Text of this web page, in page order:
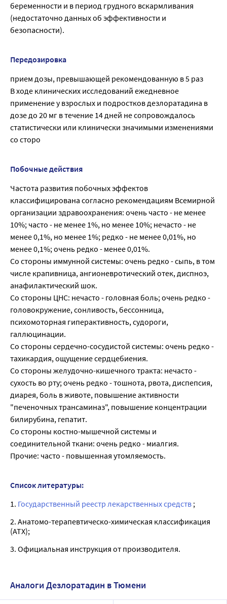
беременности и в период грудного вскармливания
(недостаточно данных об эффективности и
безопасности).
Передозировка
прием дозы, превышающей рекомендованную в 5 раз
В ходе клинических исследований ежедневное
применение у взрослых и подростков дезлоратадина в
дозе до 20 мг в течение 14 дней не сопровождалось
статистически или клинически значимыми изменениями
со сторо
Побочные действия
Частота развития побочных эффектов
классифицирована согласно рекомендациям Всемирной
организации здравоохранения: очень часто - не менее
10%; часто - не менее 1%, но менее 10%; нечасто - не
менее 0,1%, но менее 1%; редко - не менее 0,01%, но
менее 0,1%; очень редко - менее 0,01%.
Со стороны иммунной системы: очень редко - сыпь, в том
числе крапивница, ангионевротический отек, диспноэ,
анафилактический шок.
Со стороны ЦНС: нечасто - головная боль; очень редко -
головокружение, сонливость, бессонница,
психомоторная гиперактивность, судороги,
галлюцинации.
Со стороны сердечно-сосудистой системы: очень редко -
тахикардия, ощущение сердцебиения.
Со стороны желудочно-кишечного тракта: нечасто -
сухость во рту; очень редко - тошнота, рвота, диспепсия,
диарея, боль в животе, повышение активности
"печеночных трансаминаз", повышение концентрации
билирубина, гепатит.
Со стороны костно-мышечной системы и
соединительной ткани: очень редко - миалгия.
Прочие: часто - повышенная утомляемость.
Список литературы:
1. Государственный реестр лекарственных средств ;
2. Анатомо-терапевтическо-химическая классификация
(ATX);
3. Официальная инструкция от производителя.
Аналоги Дезлоратадин в Тюмени